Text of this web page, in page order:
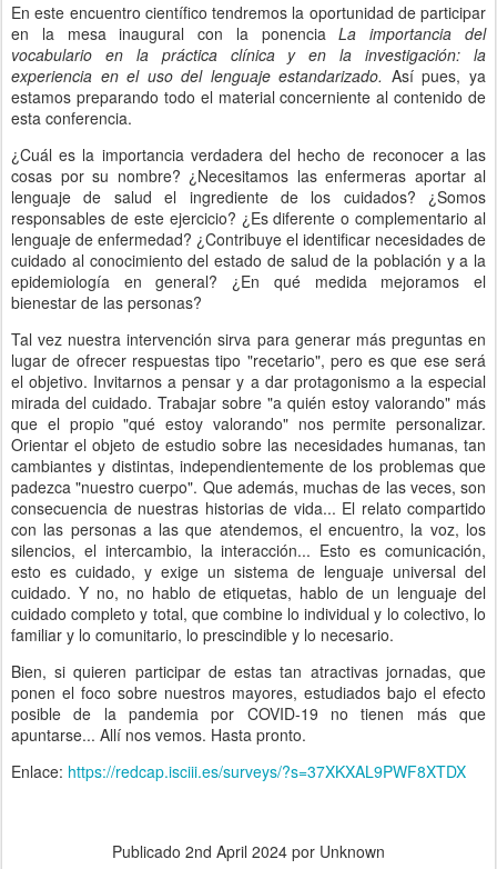
En este encuentro científico tendremos la oportunidad de participar
en la mesa inaugural con la ponenciaLa importancia del
vocabulario en la práctica clínica y en la investigación: la
experiencia en el uso del lenguaje estandarizado. Así pues, ya
estamos preparando todo el material concerniente al contenido de
esta conferencia.
¿Cuál es la importancia verdadera del hecho de reconocer a las
cosas por su nombre? ¿Necesitamos las enfermeras aportar al
lenguaje de salud el ingrediente de los cuidados? ¿Somos
responsables de este ejercicio? ¿Es diferente o complementario al
lenguaje de enfermedad? ¿Contribuye el identificar necesidades de
cuidado al conocimiento del estado de salud de la población y a la
epidemiología en general? ¿En qué medida mejoramos el
bienestar de las personas?
Tal vez nuestra intervención sirva para generar más preguntas en
lugar de ofrecer respuestas tipo "recetario", pero es que ese será
el objetivo. Invitarnos a pensar y a dar protagonismo a la especial
mirada del cuidado. Trabajar sobre "a quién estoy valorando" más
que el propio "qué estoy valorando" nos permite personalizar.
Orientar el objeto de estudio sobre las necesidades humanas, tan
cambiantes y distintas, independientemente de los problemas que
padezca "nuestro cuerpo". Que además, muchas de las veces, son
consecuencia de nuestras historias de vida... El relato compartido
con las personas a las que atendemos, el encuentro, la voz, los
silencios, el intercambio, la interacción... Esto es comunicación,
esto es cuidado, y exige un sistema de lenguaje universal del
cuidado. Y no, no hablo de etiquetas, hablo de un lenguaje del
cuidado completo y total, que combine lo individual y lo colectivo, lo
familiar y lo comunitario, lo prescindible y lo necesario.
Bien, si quieren participar de estas tan atractivas jornadas, que
ponen el foco sobre nuestros mayores, estudiados bajo el efecto
posible de la pandemia por COVID-19 no tienen más que
apuntarse... Allí nos vemos. Hasta pronto.
Enlace: https://redcap.isciii.es/surveys/?s=37XKXAL9PWF8XTDX
Publicado 2nd April 2024 por Unknown